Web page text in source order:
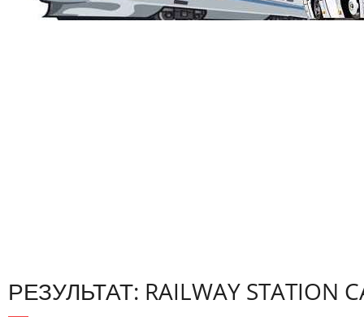
РЕЗУЛЬТАТ: RAILWAY STATION